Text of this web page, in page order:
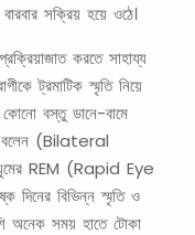
সক্রিয় হয়ে ওঠে।
করতে সাহায্য
ট্রমাটিক স্মৃতি নিয়ে
কোনো বস্তু ডানে-বামে
বলেন (Bilateral
REM (Rapid Eye
বিভিন্ন স্মৃতি ও
অনেক সময় হাতে টোকা